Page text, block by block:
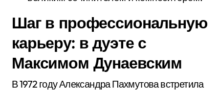
Шаг в профессиональную
карьеру: в дуэте с
Максимом Дунаевским
В 1972 году Александра Пахмутова встретила